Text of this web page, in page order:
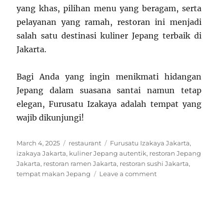
yang khas, pilihan menu yang beragam, serta
pelayanan yang ramah, restoran ini menjadi
salah satu destinasi kuliner Jepang terbaik di
Jakarta.
Bagi Anda yang ingin menikmati hidangan
Jepang dalam suasana santai namun tetap
elegan, Furusatu Izakaya adalah tempat yang
wajib dikunjungi!
Posted
on
March 4, 2025 Categories
restaurant Tags
Furusatu Izakaya Jakarta,
izakaya Jakarta, kuliner Jepang autentik, restoran Jepang
Jakarta, restoran ramen Jakarta, restoran sushi Jakarta,
tempat makan Jepang
Leave a commenton